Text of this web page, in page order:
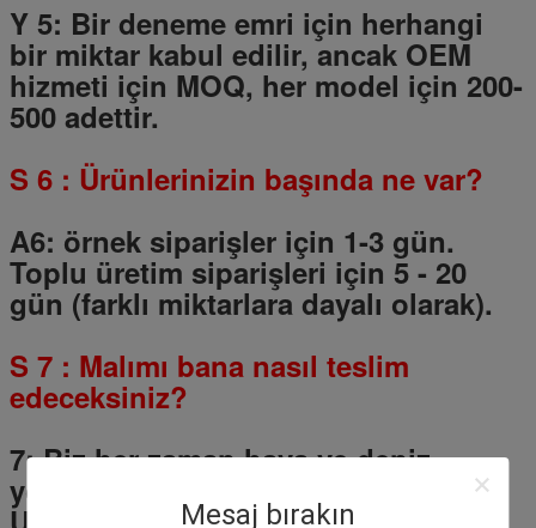
Mesaj bırakın
Y 5: Bir deneme emri için herhangi
bir miktar kabul edilir, ancak OEM
hizmeti için MOQ, her model için 200-
500 adettir.
S 6 : Ürünlerinizin başında ne var?
A6: örnek siparişler için 1-3 gün.
Toplu üretim siparişleri için 5 - 20
gün (farklı miktarlara dayalı olarak).
S 7 : Malımı bana nasıl teslim
edeceksiniz?
7: Biz her zaman hava ve deniz
yoluyla gemi.